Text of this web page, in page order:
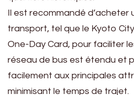
Il est recommandé d’acheter
transport, tel que le Kyoto
One-Day Card, pour faciliter
réseau de bus est étendu et
facilement aux principales
minimisant le temps de trajet.